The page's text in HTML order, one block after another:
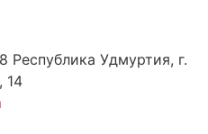
Республика Удмуртия, г.
14